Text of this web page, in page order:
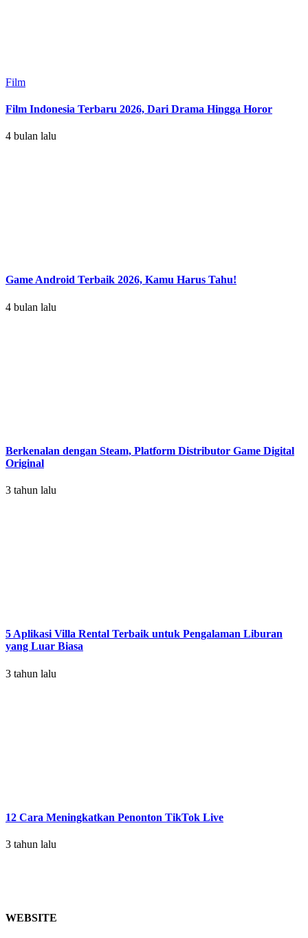
Film
Film Indonesia Terbaru 2026, Dari Drama Hingga Horor
4 bulan lalu
Game Android Terbaik 2026, Kamu Harus Tahu!
4 bulan lalu
Berkenalan dengan Steam, Platform Distributor Game Digital
Original
3 tahun lalu
5 Aplikasi Villa Rental Terbaik untuk Pengalaman Liburan
yang Luar Biasa
3 tahun lalu
12 Cara Meningkatkan Penonton TikTok Live
3 tahun lalu
WEBSITE